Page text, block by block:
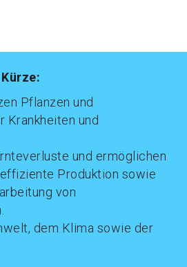
Pflanzen und
Krankheiten und
und ermöglichen
Produktion sowie
von
dem Klima sowie der